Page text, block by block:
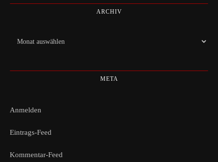
ARCHIV
Archiv
META
Anmelden
Eintrags-Feed
Kommentar-Feed